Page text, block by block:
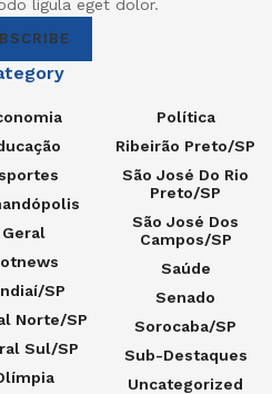
ligula eget dolor.
Geral
SP
Norte/SP
Sul/SP
Política
Ribeirão Preto/SP
São José Do Rio
Preto/SP
São José Dos
Campos/SP
Saúde
Senado
Sorocaba/SP
Sub-Destaques
Uncategorized